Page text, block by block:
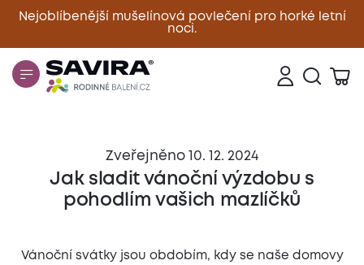
Nejoblíbenější mušelínová povlečení pro horké letní
noci.
Zavřít
Zveřejněno 10. 12. 2024
Jak sladit vánoční výzdobu s
pohodlím vašich mazlíčků
Vánoční svátky jsou obdobím, kdy se naše domovy